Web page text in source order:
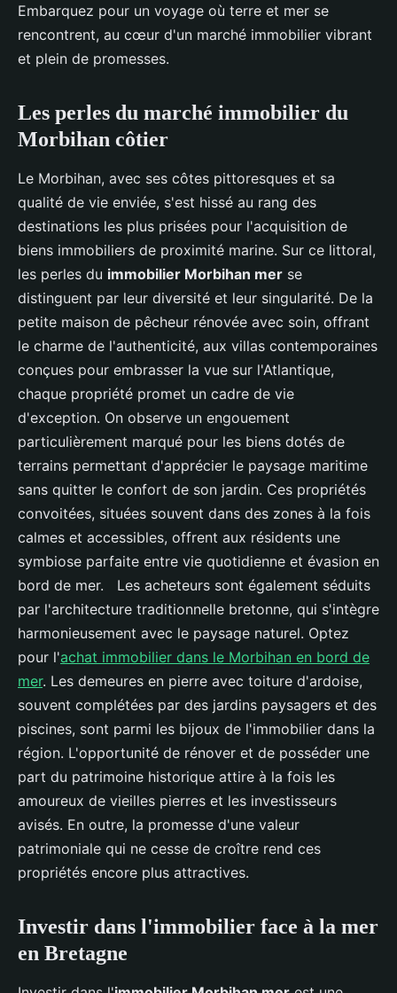
Embarquez pour un voyage où terre et mer se
rencontrent, au cœur d'un marché immobilier vibrant
et plein de promesses.
Les perles du marché immobilier du
Morbihan côtier
Le Morbihan, avec ses côtes pittoresques et sa
qualité de vie enviée, s'est hissé au rang des
destinations les plus prisées pour l'acquisition de
biens immobiliers de proximité marine. Sur ce littoral,
les perles du immobilier Morbihan mer se
distinguent par leur diversité et leur singularité. De la
petite maison de pêcheur rénovée avec soin, offrant
le charme de l'authenticité, aux villas contemporaines
conçues pour embrasser la vue sur l'Atlantique,
chaque propriété promet un cadre de vie
d'exception. On observe un engouement
particulièrement marqué pour les biens dotés de
terrains permettant d'apprécier le paysage maritime
sans quitter le confort de son jardin. Ces propriétés
convoitées, situées souvent dans des zones à la fois
calmes et accessibles, offrent aux résidents une
symbiose parfaite entre vie quotidienne et évasion en
bord de mer. Les acheteurs sont également séduits
par l'architecture traditionnelle bretonne, qui s'intègre
harmonieusement avec le paysage naturel. Optez
pour l'achat immobilier dans le Morbihan en bord de
mer. Les demeures en pierre avec toiture d'ardoise,
souvent complétées par des jardins paysagers et des
piscines, sont parmi les bijoux de l'immobilier dans la
région. L'opportunité de rénover et de posséder une
part du patrimoine historique attire à la fois les
amoureux de vieilles pierres et les investisseurs
avisés. En outre, la promesse d'une valeur
patrimoniale qui ne cesse de croître rend ces
propriétés encore plus attractives.
Investir dans l'immobilier face à la mer
en Bretagne